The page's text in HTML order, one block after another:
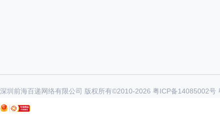
深圳前海百递网络有限公司 版权所有©2010-2026 粤ICP备14085002号